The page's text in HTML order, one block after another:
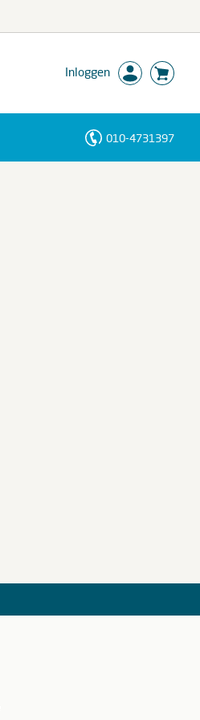
Inloggen
010-4731397